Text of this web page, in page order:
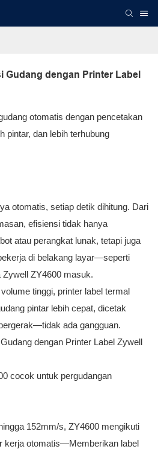
Gudang dengan Printer Label
otomatis dengan pencetakan
pintar, dan lebih terhubung
otomatis, setiap detik dihitung. Dari
efisiensi tidak hanya
atau perangkat lunak, tetapi juga
di belakang layar—seperti
Zywell ZY4600 masuk.
tinggi, printer label termal
pintar lebih cepat, dicetak
ada gangguan.
cocok untuk pergudangan
152mm/s, ZY4600 mengikuti
kerja otomatis—Memberikan label